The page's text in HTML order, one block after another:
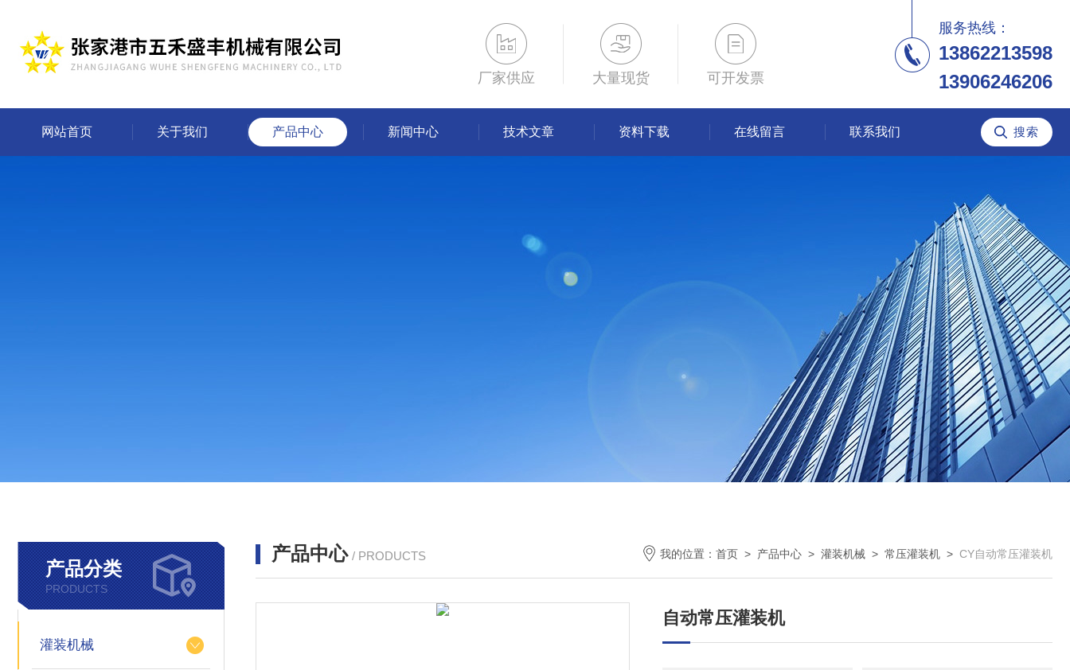
厂家供应 大量现货 可开发票
服务热线：
13862213598
13906246206
网站首页 关于我们 产品中心 新闻中心 技术文章 资料下载 在线留言 联系我们
产品分类
PRODUCTS
灌装机械
产品中心 / PRODUCTS 我的位置： 首页 > 产品中心 > 灌装机械 > 常压灌装机 > CY自动常压灌装机
自动常压灌装机